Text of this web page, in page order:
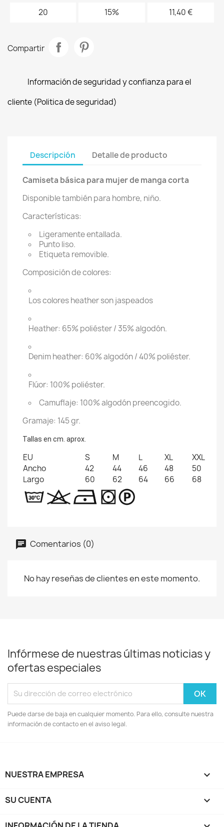
20 15% 11,40 €
Compartir
Información de seguridad y confianza para el
cliente (Politica de seguridad)
Descripción Detalle de producto
Camiseta básica para mujer de manga corta
Disponible también para hombre, niño.
Características:
Ligeramente entallada.
Punto liso.
Etiqueta removible.
Composición de colores:
Los colores heather son jaspeados
Heather: 65% poliéster / 35% algodón.
Denim heather: 60% algodón / 40% poliéster.
Flúor: 100% poliéster.
Camuflaje: 100% algodón preencogido.
Gramaje: 145 gr.
Tallas en cm. aprox.
EU S M L XL
XXL
Ancho
42 44 46 48
50
Largo
60 62 64 66 68
Comentarios (0)
No hay reseñas de clientes en este momento.
Infórmese de nuestras últimas noticias y
ofertas especiales
Puede darse de baja en cualquier momento. Para ello, consulte nuestra
información de contacto en el aviso legal.
NUESTRA EMPRESA 
SU CUENTA 